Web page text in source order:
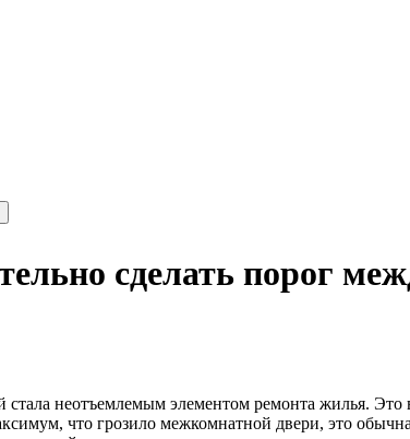
сделать порог
неотъемлемым элементом ремонта жилья. Это
что грозило межкомнатной двери, это